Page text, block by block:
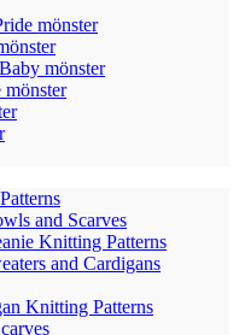
mönster
mönster
and Scarves
Knitting Patterns
and Cardigans
Knitting Patterns